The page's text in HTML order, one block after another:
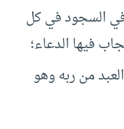
في السجود في كل
فيها الدعاء؛
من ربه وهو